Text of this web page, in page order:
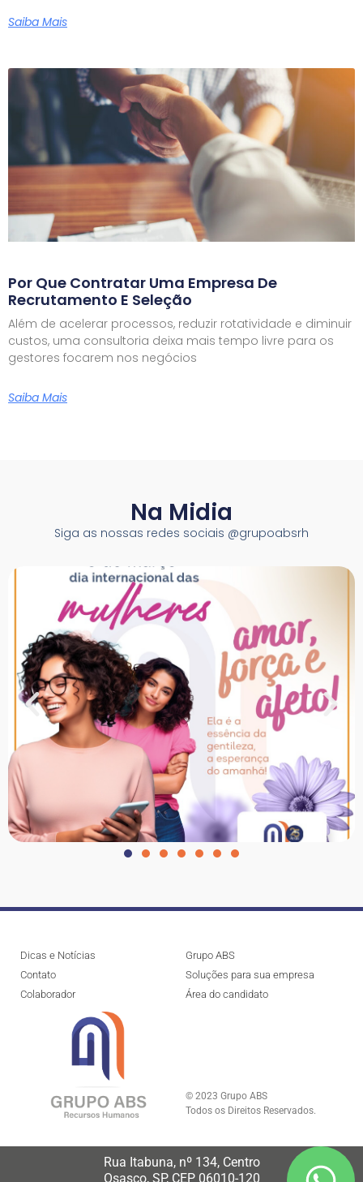
Saiba Mais
Por Que Contratar Uma Empresa De
Recrutamento E Seleção
Além de acelerar processos, reduzir rotatividade e diminuir
custos, uma consultoria deixa mais tempo livre para os
gestores focarem nos negócios
Saiba Mais
Na Midia
Siga as nossas redes sociais @grupoabsrh
© 2023 Grupo ABS
Todos os Direitos Reservados.
Grupo ABS
Soluções para sua empresa
Área do candidato
Dicas e Notícias
Contato
Colaborador
Rua Itabuna, nº 134, Centro
Osasco, SP, CEP 06010-120